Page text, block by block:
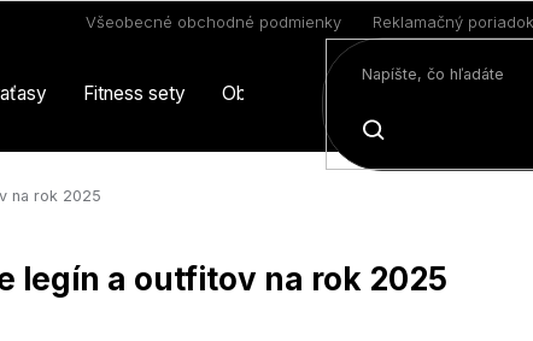
Všeobecné obchodné podmienky Reklamačný poriadok
HĽADAŤ
Fitness sety Oblečenie
na rok 2025
legín a outfitov na rok 2025